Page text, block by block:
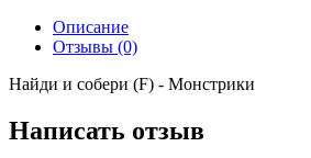
Описание
Отзывы (0)
Найди и собери (F) - Монстрики
Написать отзыв